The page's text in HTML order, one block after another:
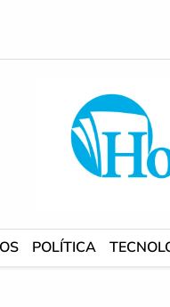
POLÍTICA